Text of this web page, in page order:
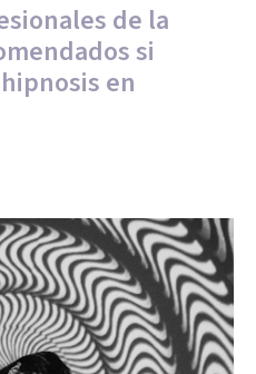
de la
si
en